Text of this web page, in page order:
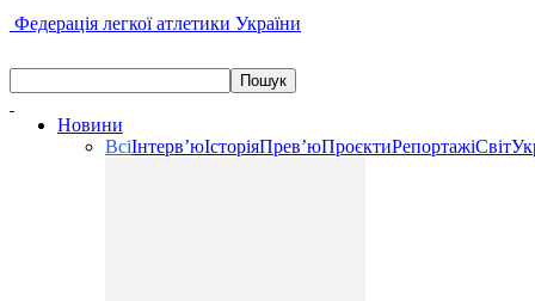
Федерація легкої атлетики України
Новини
ВсіІнтерв’юІсторіяПрев’юПроєктиРепортажіСвіт